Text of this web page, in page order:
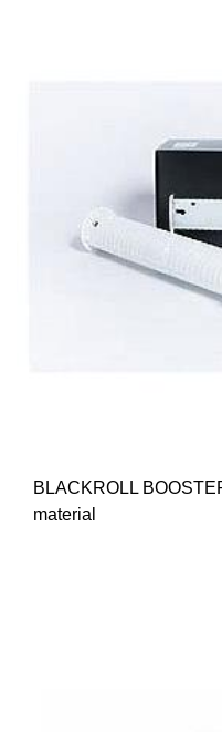
BLACKROLL
material